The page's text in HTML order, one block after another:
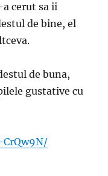
cerut sa ii
de bine, el
de buna,
gustative cu